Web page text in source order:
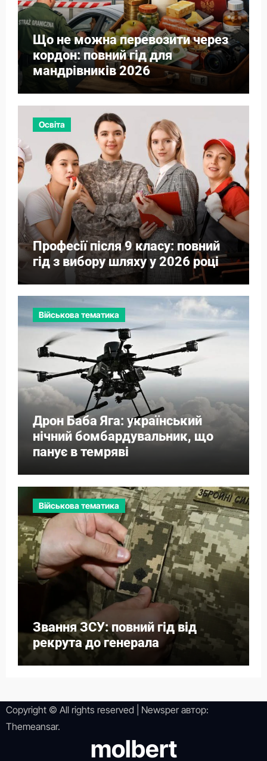
Що не можна перевозити через
кордон: повний гід для
мандрівників 2026
Освіта
Професії після 9 класу: повний
гід з вибору шляху у 2026 році
Військова тематика
Дрон Баба Яга: український
нічний бомбардувальник, що
панує в темряві
Військова тематика
Звання ЗСУ: повний гід від
рекрута до генерала
Copyright © All rights reserved Newsperавтор:
Themeansar.
molbert